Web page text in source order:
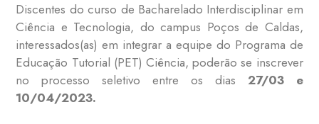
Discentes do curso de Bacharelado Interdisciplinar em
Ciência e Tecnologia, do campus Poços de Caldas,
interessados(as) em integrar a equipe do Programa de
Educação Tutorial (PET) Ciência, poderão se inscrever
no processo seletivo entre os dias 27/03 e
10/04/2023.